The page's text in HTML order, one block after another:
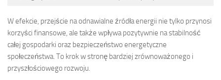
W efekcie, przejście na odnawialne źródła energii nie tylko przynosi
korzyści finansowe, ale także wpływa pozytywnie na stabilność
całej gospodarki oraz bezpieczeństwo energetyczne
społeczeństwa. To krok w stronę bardziej zrównoważonego i
przyszłościowego rozwoju.